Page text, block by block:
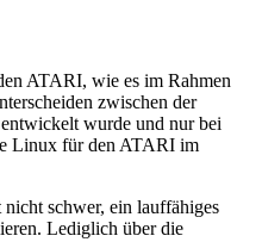
ATARI, wie es im Rahmen
zwischen der
wurde und nur bei
Linux für den ATARI im
schwer, ein lauffähiges
Lediglich über die